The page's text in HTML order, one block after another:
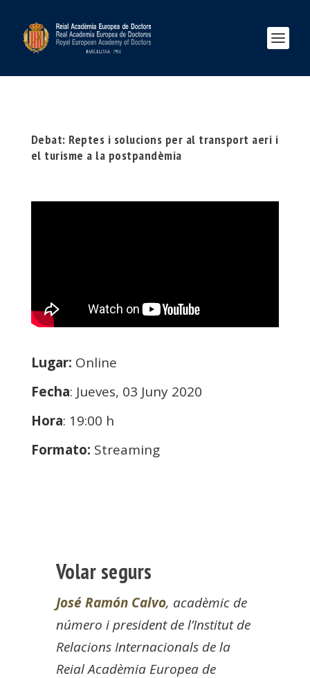
Debat: Reptes i solucions per al transport aeri i
el turisme a la postpandèmia
Lugar: Online
Fecha: Jueves, 03 Juny 2020
Hora: 19:00 h
Formato: Streaming
Volar segurs
José Ramón Calvo, acadèmic de
número i president de l’Institut de
Relacions Internacionals de la
Reial Acadèmia Europea de